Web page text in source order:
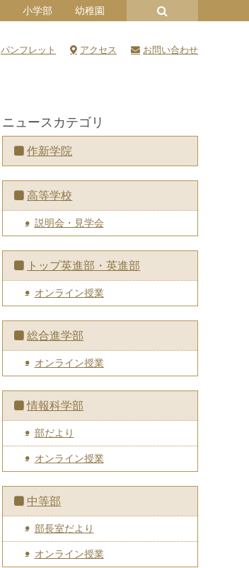
小学部 幼稚園
パンフレット
アクセス お問い合わせ
ニュースカテゴリ
作新学院
高等学校
説明会・見学会
トップ英進部・英進部
オンライン授業
総合進学部
オンライン授業
情報科学部
部だより
オンライン授業
中等部
部長室だより
オンライン授業